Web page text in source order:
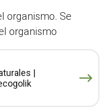
organismo. Se
organismo
|